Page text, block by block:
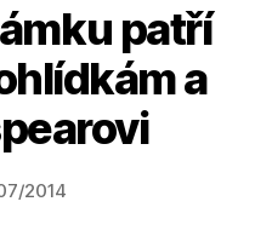
patří
a
Autor
příspěvku
A
o
a
2014